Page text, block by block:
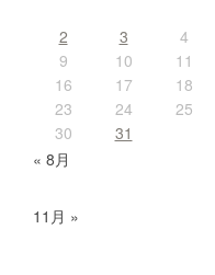
2
3 4
9
10 11
16
17 18
23
24 25
30
31
« 8月
11月 »